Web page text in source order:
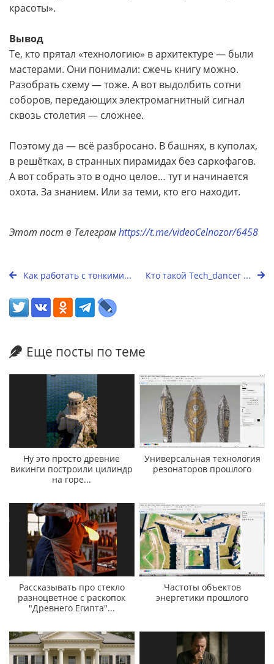
красоты».
Вывод
Те, кто прятал «технологию» в архитектуре — были
мастерами. Они понимали: сжечь книгу можно.
Разобрать схему — тоже. А вот выдолбить сотни
соборов, передающих электромагнитный сигнал
сквозь столетия — сложнее.
Поэтому да — всё разбросано. В башнях, в куполах,
в решётках, в странных пирамидах без саркофагов.
А вот собрать это в одно целое… тут и начинается
охота. За знанием. Или за теми, кто его находит.
Этот пост в Телеграмhttps://t.me/videoCelnozor/6458
Как работать с тонкими... Кто такой Tech_dancer ...
Еще посты по теме
Ну это просто древние
викинги построили цилиндр
на горе...
Универсальная технология
резонаторов прошлого
Рассказывать про стекло
разноцветное с раскопок
"Древнего Египта"...
Частоты объектов
энергетики прошлого